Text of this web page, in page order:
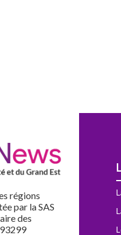
régions
par la SAS
des